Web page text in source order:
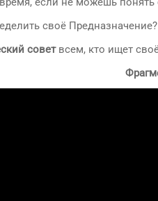
своё Предназначение?
советвсем, кто ищет